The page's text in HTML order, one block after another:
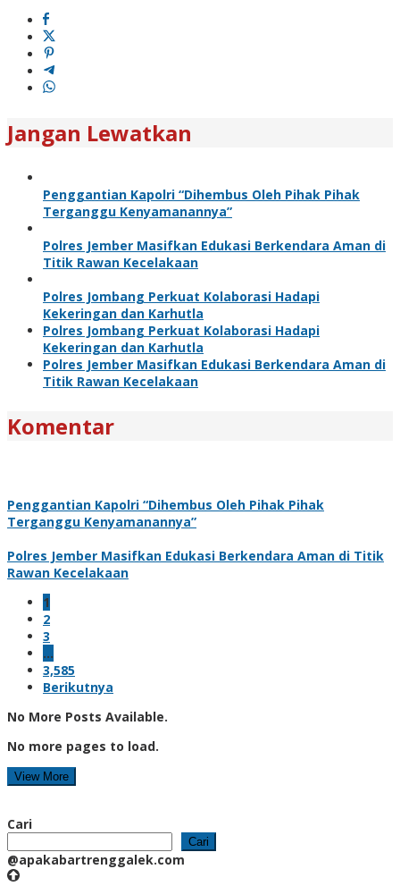
Jangan Lewatkan
Penggantian Kapolri “Dihembus Oleh Pihak Pihak
Terganggu Kenyamanannya”
Polres Jember Masifkan Edukasi Berkendara Aman di
Titik Rawan Kecelakaan
Polres Jombang Perkuat Kolaborasi Hadapi
Kekeringan dan Karhutla
Polres Jombang Perkuat Kolaborasi Hadapi
Kekeringan dan Karhutla
Polres Jember Masifkan Edukasi Berkendara Aman di
Titik Rawan Kecelakaan
Komentar
Penggantian Kapolri “Dihembus Oleh Pihak Pihak
Terganggu Kenyamanannya”
Polres Jember Masifkan Edukasi Berkendara Aman di Titik
Rawan Kecelakaan
1
2
3
…
3,585
Berikutnya
No More Posts Available.
No more pages to load.
View More
Cari
Cari
@apakabartrenggalek.com